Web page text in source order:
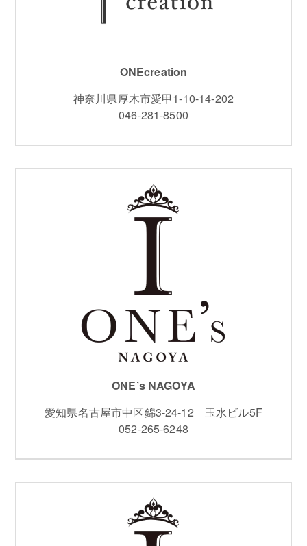
ONEcreation
神奈川県厚木市愛甲1-10-14-202
046-281-8500
ONE’s NAGOYA
愛知県名古屋市中区錦3-24-12 玉水ビル5F
052-265-6248